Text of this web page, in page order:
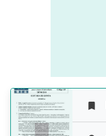
